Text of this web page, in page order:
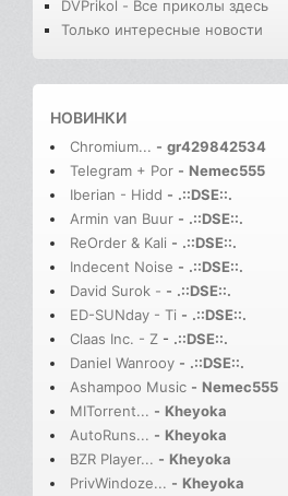
DVPrikol - Все приколы здесь
Только интересные новости
НОВИНКИ
Chromium... - gr429842534
Telegram + Por - Nemec555
Iberian - Hidd - .::DSE::.
Armin van Buur - .::DSE::.
ReOrder & Kali - .::DSE::.
Indecent Noise - .::DSE::.
David Surok - - .::DSE::.
ED-SUNday - Ti - .::DSE::.
Claas Inc. - Z - .::DSE::.
Daniel Wanrooy - .::DSE::.
Ashampoo Music - Nemec555
MITorrent... - Kheyoka
AutoRuns... - Kheyoka
BZR Player... - Kheyoka
PrivWindoze... - Kheyoka